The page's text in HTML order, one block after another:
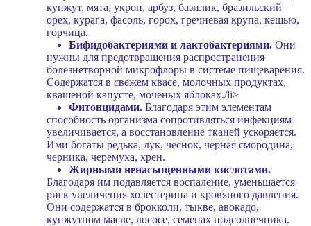
кунжут, мята, укроп, арбуз, базилик, бразильский
орех, курага, фасоль, горох, гречневая крупа, кешью,
горчица.
Бифидобактериями и лактобактериями.Они
нужны для предотвращения распространения
болезнетворной микрофлоры в системе пищеварения.
Содержатся в свежем квасе, молочных продуктах,
квашеной капусте, моченых яблоках./li>
Фитонцидами.Благодаря этим элементам
способность организма сопротивляться инфекциям
увеличивается, а восстановление тканей ускоряется.
Ими богаты редька, лук, чеснок, черная смородина,
черника, черемуха, хрен.
Жирными ненасыщенными кислотами.
Благодаря им подавляется воспаление, уменьшается
риск увеличения холестерина и кровяного давления.
Они содержатся в брокколи, тыкве, авокадо,
кунжутном масле, лососе, семенах подсолнечника.